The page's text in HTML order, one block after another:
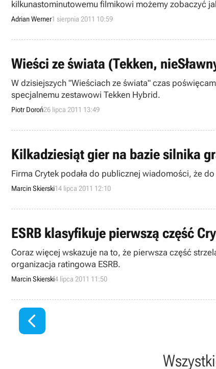
kilkunastominutowemu filmikowi możemy zobaczyć
Adrian Werner1 sierpnia 2011 10:59
Wieści ze świata (Tekken,
W dzisiejszych "Wieściach ze świata" czas
specjalnemu zestawowi Tekken Hybrid.
Piotr Doroń26 lipca 2011 13:49
Kilkadziesiąt gier na bazie silnika
Firma Crytek podała do publicznej wiadomości, że
Marcin Skierski14 lipca 2011 12:10
ESRB klasyfikuje pierwszą część
Coraz więcej wskazuje na to, że pierwsza część
organizacja ratingowa ESRB.
Marcin Skierski4 lipca 2011 11:50
